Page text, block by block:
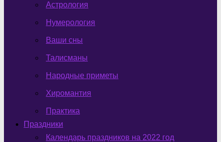
Астрология
Нумерология
Ваши сны
Талисманы
Народные приметы
Хиромантия
Практика
Праздники
Календарь праздников на 2022 год